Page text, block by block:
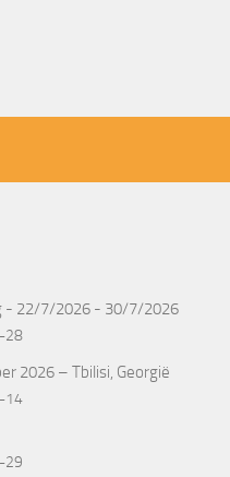
- 22/7/2026 - 30/7/2026
28
2026 – Tbilisi, Georgië
14
29